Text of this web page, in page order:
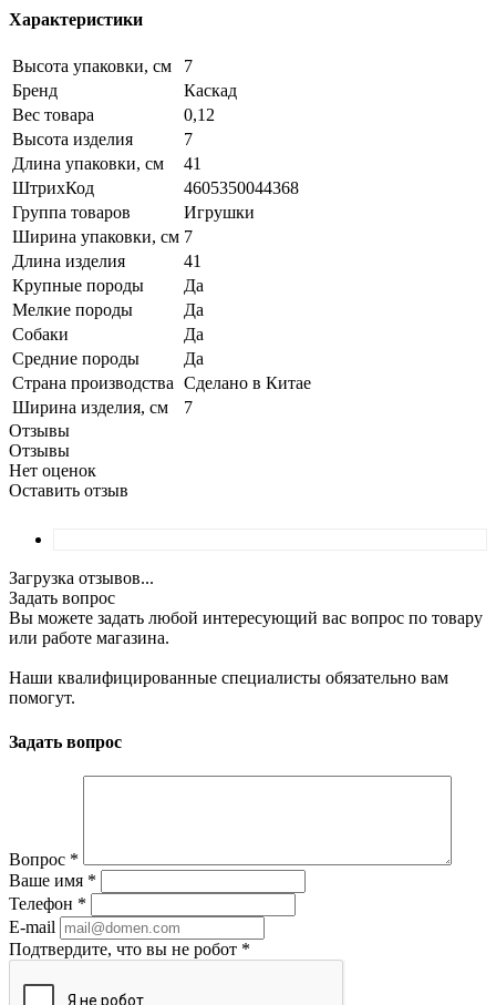
Характеристики
Высота упаковки, см
7
Бренд
Каскад
Вес товара
0,12
Высота изделия
7
Длина упаковки, см
41
ШтрихКод
4605350044368
Группа товаров
Игрушки
Ширина упаковки, см 7
Длина изделия
41
Крупные породы
Да
Мелкие породы
Да
Собаки
Да
Средние породы
Да
Страна производства Сделано в Китае
Ширина изделия, см
7
Отзывы
Отзывы
Нет оценок
Оставить отзыв
Загрузка отзывов...
Задать вопрос
Вы можете задать любой интересующий вас вопрос по товару
или работе магазина.
Наши квалифицированные специалисты обязательно вам
помогут.
Задать вопрос
Вопрос *
Ваше имя *
Телефон *
E-mail
Подтвердите, что вы не робот *